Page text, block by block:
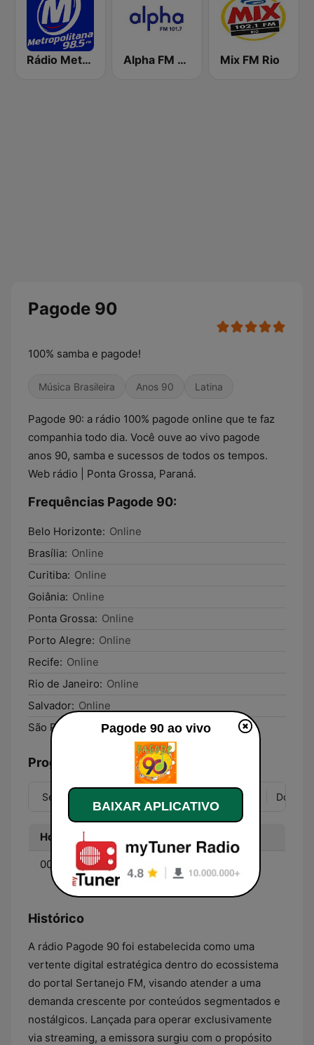
Rádio Metropolitana 98.5 FM Alpha FM 101.7 Mix FM Rio
Pagode 90
100% samba e pagode!
Música Brasileira Anos 90 Latina
Pagode 90: a rádio 100% pagode online que te faz
companhia todo dia. Você ouve ao vivo pagode
anos 90, samba e sucessos de todos os tempos.
Web rádio | Ponta Grossa, Paraná.
Frequências Pagode 90:
Belo Horizonte: Online
Brasília: Online
Curitiba: Online
Goiânia: Online
Ponta Grossa: Online
Porto Alegre: Online
Recife: Online
Rio de Janeiro: Online
Salvador: Online
São Paulo:
Online
Programação
Seg Sáb Dom
Hora
00:00 - 23:59
Programação musical -
Pagode e samba antigo
Histórico
A rádio Pagode 90 foi estabelecida como uma
vertente digital estratégica dentro do ecossistema
do portal Sertanejo FM, visando atender a uma
demanda crescente por conteúdos segmentados e
nostálgicos. Lançada para operar exclusivamente
via streaming, a emissora surgiu com o propósito
Pagode 90 ao vivo
BAIXAR APLICATIVO